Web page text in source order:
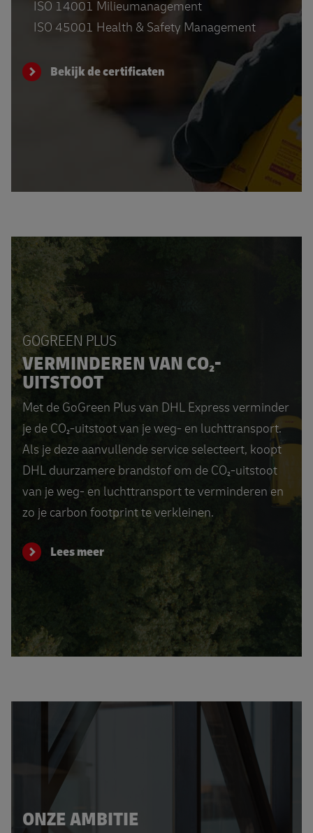
ISO 14001 Milieumanagement
ISO 45001 Health & Safety Management
Bekijk de certificaten
GOGREEN PLUS
VERMINDEREN VAN CO₂-
UITSTOOT
Met de GoGreen Plus van DHL Express verminder
je de CO₂-uitstoot van je weg- en luchttransport.
Als je deze aanvullende service selecteert, koopt
DHL duurzamere brandstof om de CO₂-uitstoot
van je weg- en luchttransport te verminderen en
zo je carbon footprint te verkleinen.
Lees meer
ONZE AMBITIE